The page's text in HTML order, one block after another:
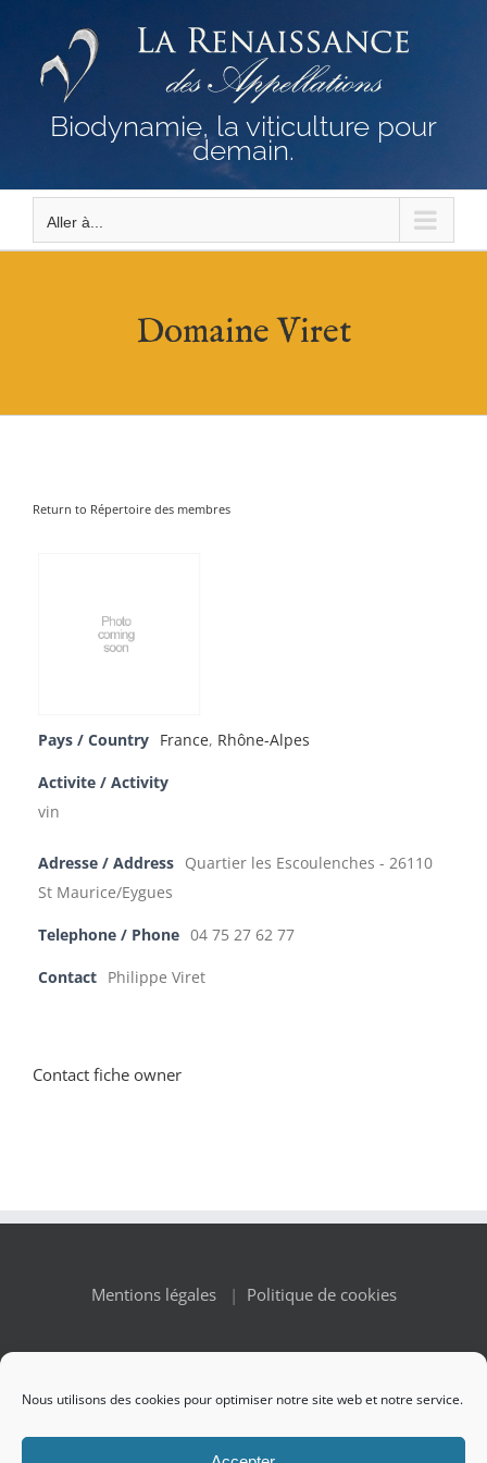
Nous utilisons des cookies pour optimiser notre site web et notre service.
contenu
Biodynamie, la viticulture pour
demain.
Aller à...
Domaine Viret
Return to Répertoire des membres
Pays / Country France, Rhône-Alpes
Activite / Activity
vin
Adresse / Address
Quartier les Escoulenches - 26110
St Maurice/Eygues
Telephone / Phone 04 75 27 62 77
Contact Philippe Viret
Contact fiche owner
Mentions légales| Politique de cookies